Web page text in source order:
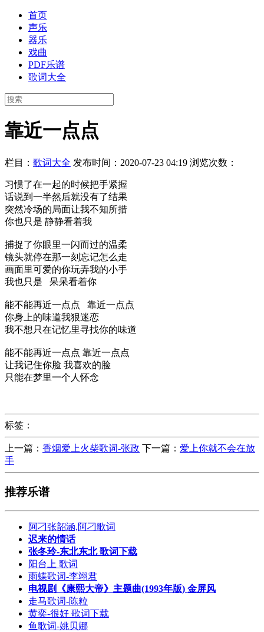
首页
声乐
器乐
戏曲
PDF乐谱
歌词大全
靠近一点点
栏目： 歌词大全 发布时间：2020-07-23 04:19 浏览次数：
习惯了在一起的时候把手紧握
话说到一半然后就没有了结果
突然冷场的局面让我不知所措
你也只是 静静看着我
捕捉了你眼里一闪而过的温柔
镜头就停在那一刻忘记怎么走
画面里可爱的你玩弄我的小手
我也只是 呆呆看着你
能不能再近一点点 靠近一点点
你身上的味道我狠迷恋
我不想只在记忆里寻找你的味道
能不能再近一点点 靠近一点点
让我记住你脸 我喜欢的脸
只能在梦里一个人怀念
标签：
上一篇： 香烟爱上火柴歌词-张政 下一篇： 爱上你就不会在放
手
推荐乐谱
阿刁张韶涵,阿刁歌词
迟来的情话
张冬玲-东北东北 歌词下载
阳台上 歌词
雨蝶歌词-李翊君
电视剧《康熙大帝》主题曲(1993年版) 金屏风
走马歌词-陈粒
黄奕-很好 歌词下载
鱼歌词-姚贝娜